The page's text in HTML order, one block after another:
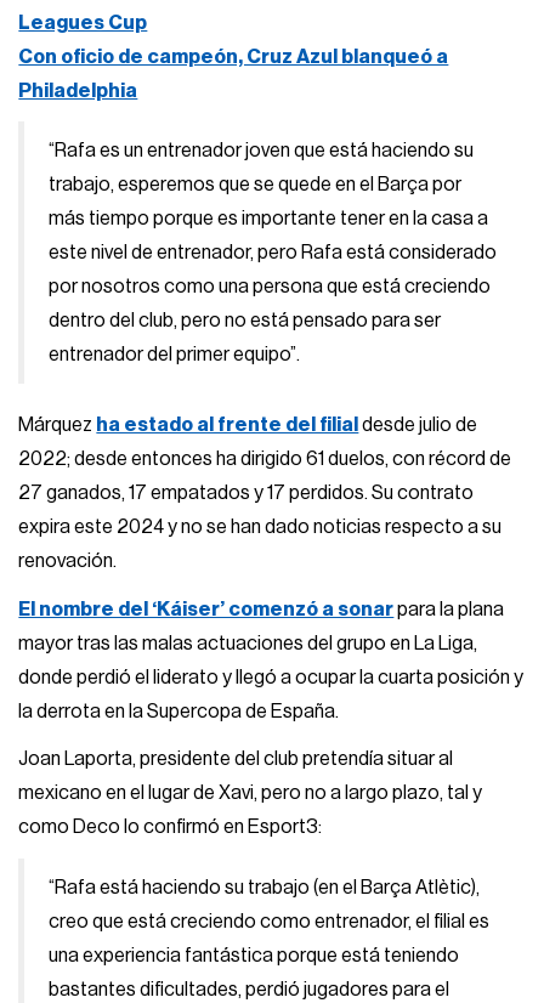
Leagues Cup
Con oficio de campeón, Cruz Azul blanqueó a
Philadelphia
“Rafa es un entrenador joven que está haciendo su
trabajo, esperemos que se quede en el Barça por
más tiempo porque es importante tener en la casa a
este nivel de entrenador, pero Rafa está considerado
por nosotros como una persona que está creciendo
dentro del club, pero no está pensado para ser
entrenador del primer equipo”.
Márquez ha estado al frente del filial desde julio de
2022; desde entonces ha dirigido 61 duelos, con récord de
27 ganados, 17 empatados y 17 perdidos. Su contrato
expira este 2024 y no se han dado noticias respecto a su
renovación.
El nombre del ‘Káiser’ comenzó a sonarpara la plana
mayor tras las malas actuaciones del grupo en La Liga,
donde perdió el liderato y llegó a ocupar la cuarta posición y
la derrota en la Supercopa de España.
Joan Laporta, presidente del club pretendía situar al
mexicano en el lugar de Xavi, pero no a largo plazo, tal y
como Deco lo confirmó en Esport3:
“Rafa está haciendo su trabajo (en el Barça Atlètic),
creo que está creciendo como entrenador, el filial es
una experiencia fantástica porque está teniendo
bastantes dificultades, perdió jugadores para el